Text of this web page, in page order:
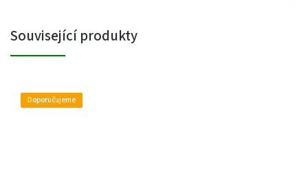
Související produkty
Doporučujeme